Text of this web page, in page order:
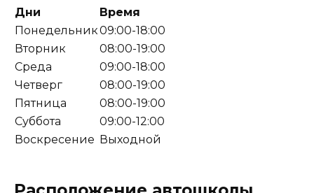
Дни
Время
Понедельник09:00-18:00
Вторник
08:00-19:00
Среда
09:00-18:00
Четверг
08:00-19:00
Пятница
08:00-19:00
Суббота
09:00-12:00
Воскресение Выходной